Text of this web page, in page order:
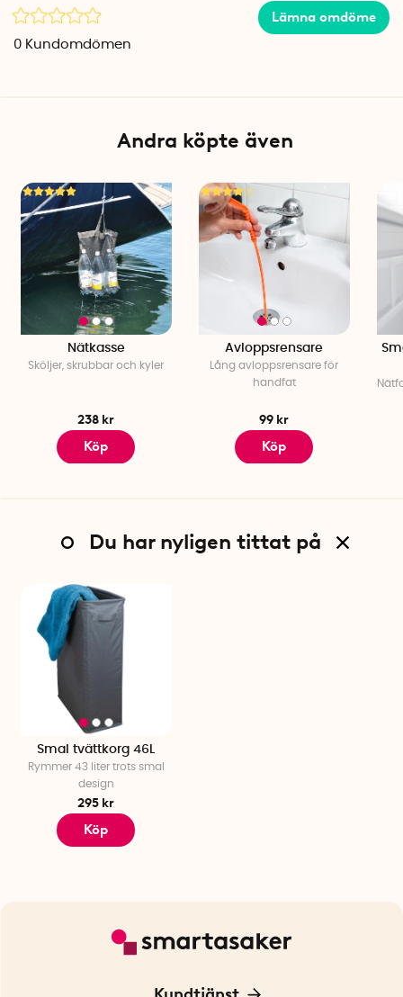
Passar i trånga utrymmen
Placera tvättkorgen i springan mellan badkaret och
Volym: 43 liter
Material: 100% polyester
Färg: Grå
Lämna omdöme
0 Kundomdömen
Andra köpte även
Nätkasse
Sköljer, skrubbar och kyler
238 kr
Köp
Avloppsrensare
Lång avloppsrensare för
handfat
99 kr
Köp
Du har nyligen tittat på
Smal tvättkorg 46L
Rymmer 43 liter trots smal
design
295 kr
Köp